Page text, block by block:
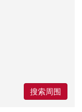
搜索周围